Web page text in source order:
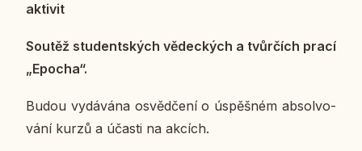
ak­ti­vit
Soutěž stu­dent­ských vě­dec­kých a tvůr­čích prací
„Epocha“.
Budou vy­dá­vá­na osvěd­če­ní o úspěš­ném ab­sol­vo­
vá­ní kurzů a účasti na akcích.